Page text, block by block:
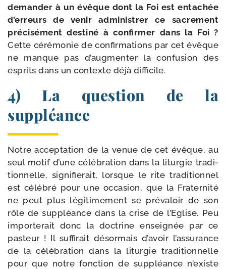
deman­der à un évêque dont la Foi est enta­chée
d’erreurs de venir admi­nis­trer ce sacre­ment
pré­ci­sé­ment des­ti­né à confir­mer dans la Foi ?
Cette céré­mo­nie de confir­ma­tions par cet évêque
ne manque pas d’augmenter la confu­sion des
esprits dans un contexte déjà difficile.
4) La question de la
suppléance
Notre accep­ta­tion de la venue de cet évêque, au
seul motif d’une célé­bra­tion dans la litur­gie tra­di­
tion­nelle, signi­fie­rait, lorsque le rite tra­di­tion­nel
est célé­bré pour une occa­sion, que la Fraternité
ne peut plus légi­ti­me­ment se pré­va­loir de son
rôle de sup­pléance dans la crise de l’Eglise. Peu
impor­te­rait donc la doc­trine ensei­gnée par ce
pas­teur ! Il suf­fi­rait désor­mais d’avoir l’assurance
de la célé­bra­tion dans la litur­gie tra­di­tion­nelle
pour que notre fonc­tion de sup­pléance n’existe